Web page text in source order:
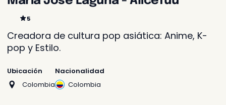
Más opciones para tu negocio
Te respondemos en 24h o
5
Creadora de cultura pop asiática: Anime, K-
pop y Estilo.
Ubicación
Colombia
Nacionalidad
Colombia